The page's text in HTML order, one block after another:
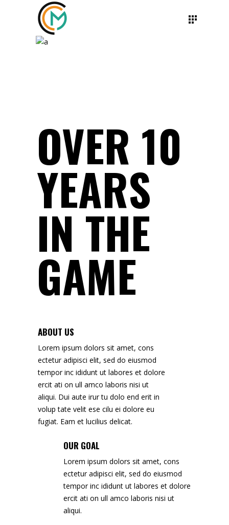
OVER 10
YEARS
IN THE
GAME
ABOUT US
Lorem ipsum dolors sit amet, cons
ectetur adipisci elit, sed do eiusmod
tempor inc ididunt ut labores et dolore
ercit ati on ull amco laboris nisi ut
aliqui. Dui aute irur tu dolo end erit in
volup tate velit ese cilu ei dolore eu
fugiat. Eam et lucilius delicat.
OUR GOAL
Lorem ipsum dolors sit amet, cons
ectetur adipisci elit, sed do eiusmod
tempor inc ididunt ut labores et dolore
ercit ati on ull amco laboris nisi ut
aliqui.